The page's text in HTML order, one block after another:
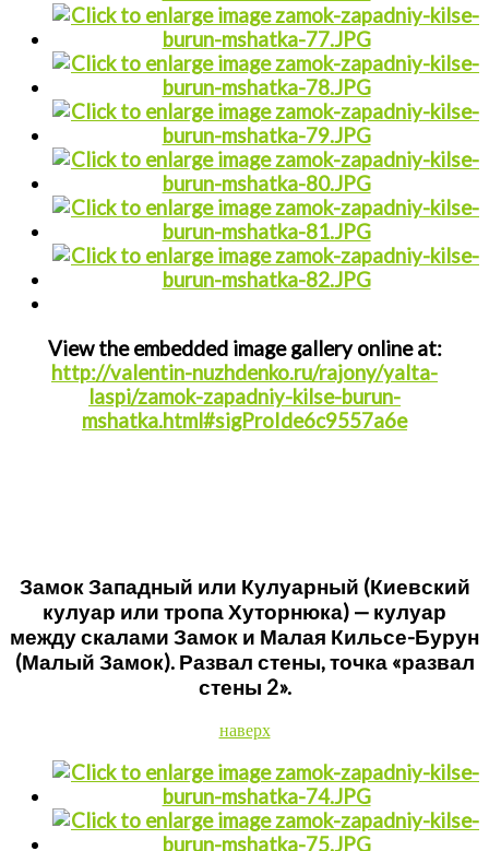
View the embedded image gallery online at:
http://valentin-nuzhdenko.ru/rajony/yalta-
laspi/zamok-zapadniy-kilse-burun-
mshatka.html#sigProIde6c9557a6e
Замок Западный или Кулуарный (Киевский
кулуар или тропа Хуторнюка) — кулуар
между скалами Замок и Малая Кильсе-Бурун
(Малый Замок). Развал стены, точка «развал
стены 2».
наверх